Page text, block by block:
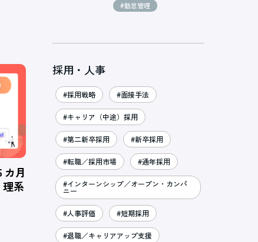
カ月
系
#勤怠管理
採用・人事
#採用戦略 #面接手法
#キャリア（中途）採用
#第二新卒採用 #新卒採用
#転職／採用市場 #通年採用
#インターンシップ／オープン・カンパ
ニー
#人事評価 #短期採用
#退職／キャリアアップ支援